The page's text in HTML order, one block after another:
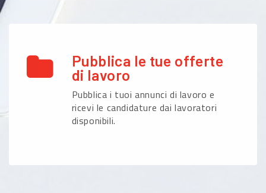
Pubblica le tue offerte
di lavoro
Pubblica i tuoi annunci di lavoro e
ricevi le candidature dai lavoratori
disponibili.